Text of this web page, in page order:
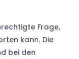
Frage,
kann. Die
bei den